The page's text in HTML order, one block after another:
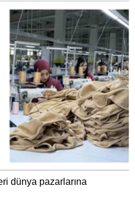
dünya pazarlarına